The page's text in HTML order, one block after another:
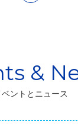
ベントとニュース